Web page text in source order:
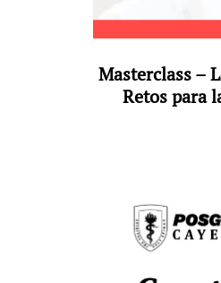
Masterclass –
Retos para